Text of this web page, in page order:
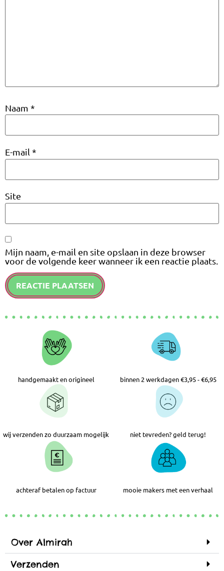
Naam *
E-mail *
Site
Mijn naam, e-mail en site opslaan in deze browser
voor de volgende keer wanneer ik een reactie plaats.
handgemaakt en origineel binnen 2 werkdagen €3,95 - €6,95
wij verzenden zo duurzaam mogelijk niet tevreden? geld terug!
achteraf betalen op factuur mooie makers met een verhaal
Over Almirah
Verzenden